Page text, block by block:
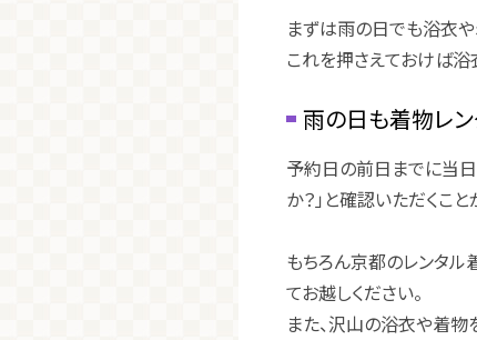
まずは雨の日でも浴衣
これを押さえておけば浴
雨の日も着物レ
予約日の前日までに当日
か？」と確認いただくこと
もちろん京都のレンタ
てお越しください。
また、沢山の浴衣や着